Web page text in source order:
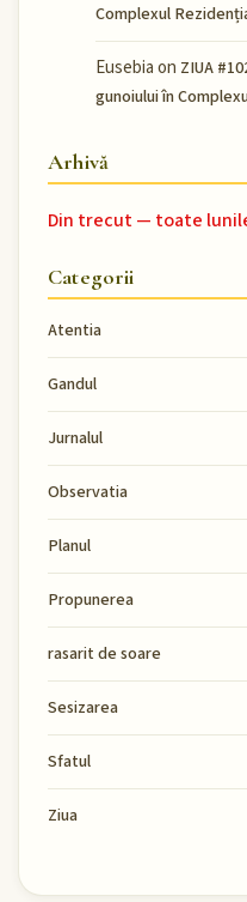
Complexul
Eusebiaon ZIUA
gunoiului în
Arhivă
Din trecut — toate
Categorii
Atentia
Gandul
Jurnalul
Observatia
Planul
Propunerea
rasarit de soare
Sesizarea
Sfatul
Ziua